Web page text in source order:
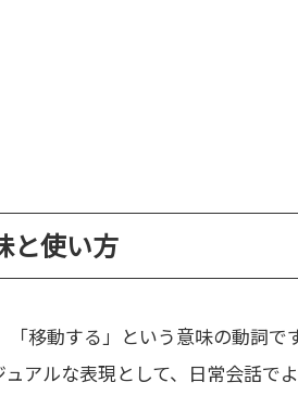
と使い方
移動する」という意味の動詞で
アルな表現として、日常会話でよ